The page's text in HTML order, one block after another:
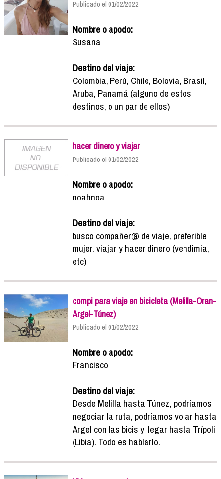
Publicado el 01/02/2022
Nombre o apodo:
Susana
Destino del viaje:
Colombia, Perú, Chile, Bolovia, Brasil,
Aruba, Panamá (alguno de estos
destinos, o un par de ellos)
hacer dinero y viajar
Publicado el 01/02/2022
Nombre o apodo:
noahnoa
Destino del viaje:
busco compañer@ de viaje, preferible
mujer. viajar y hacer dinero (vendimia,
etc)
compi para viaje en bicicleta (Melilla-Oran-
Argel-Túnez)
Publicado el 01/02/2022
Nombre o apodo:
Francisco
Destino del viaje:
Desde Melilla hasta Túnez, podríamos
negociar la ruta, podríamos volar hasta
Argel con las bicis y llegar hasta Trípoli
(Libia). Todo es hablarlo.